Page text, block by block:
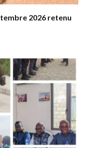
2026 retenu